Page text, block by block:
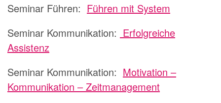
Seminar Führen: Führen mit System
Seminar Kommunikation: Erfolgreiche
Assistenz
Seminar Kommunikation: Motivation –
Kommunikation – Zeitmanagement